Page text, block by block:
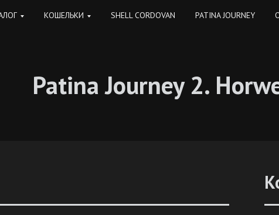
КОШЕЛЬКИ SHELL CORDOVAN PATINA JOURNEY
Patina Journey 2.